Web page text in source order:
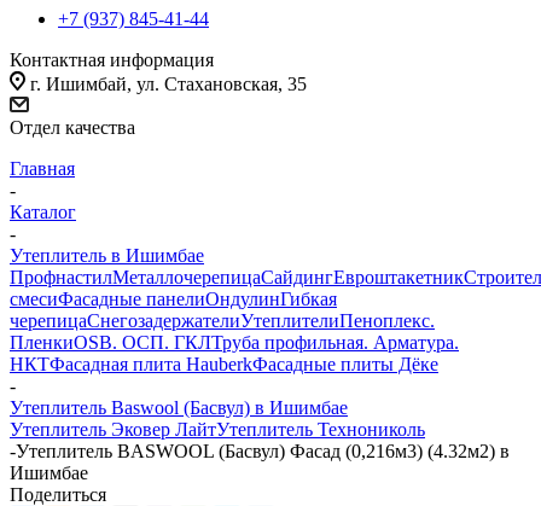
+7 (937) 845-41-44
Контактная информация
г. Ишимбай, ул. Стахановская, 35
Отдел качества
Главная
-
Каталог
-
Утеплитель в Ишимбае
ПрофнастилМеталлочерепицаСайдингЕвроштакетник
смесиФасадные панелиОндулинГибкая
черепицаСнегозадержателиУтеплителиПеноплекс.
ПленкиOSB. ОСП. ГКЛТруба профильная. Арматура.
НКТФасадная плита HauberkФасадные плиты Дёке
-
Утеплитель Baswool (Басвул) в Ишимбае
Утеплитель Эковер ЛайтУтеплитель Технониколь
-Утеплитель BASWOOL (Басвул) Фасад (0,216м3) (4.32м2) в
Ишимбае
Поделиться